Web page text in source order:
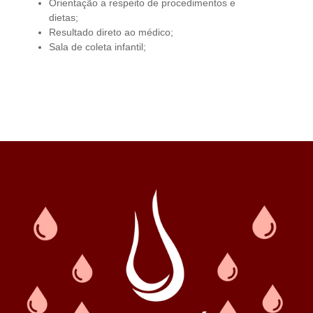
Orientação a respeito de procedimentos e
dietas;
Resultado direto ao médico;
Sala de coleta infantil;